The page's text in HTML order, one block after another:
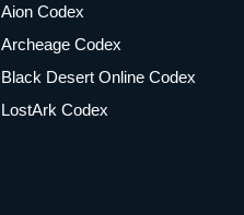
Aion Codex
Archeage Codex
Black Desert Online Codex
LostArk Codex